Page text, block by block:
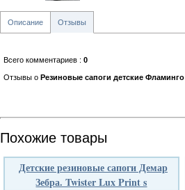
Описание Отзывы
Всего комментариев : 0
Отзывы о Резиновые сапоги детские Фламинго
Похожие товары
Детские резиновые сапоги Демар
Зебра. Twister Lux Print s